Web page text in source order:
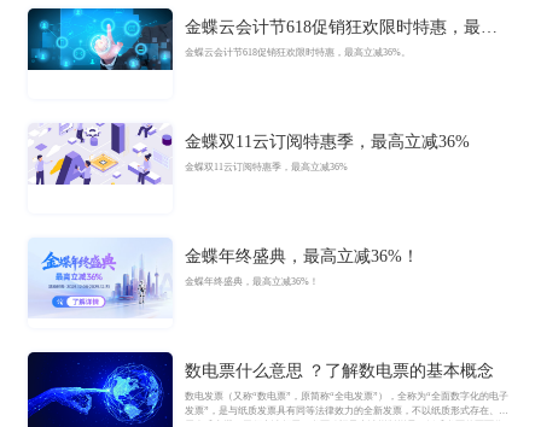
金蝶云会计节618促销狂欢限时特惠，最高
立减36%
金蝶云会计节618促销狂欢限时特惠，最高立减36%。
金蝶双11云订阅特惠季，最高立减36%
金蝶双11云订阅特惠季，最高立减36%
金蝶年终盛典，最高立减36%！
金蝶年终盛典，最高立减36%！
数电票什么意思 ？了解数电票的基本概念
数电发票（又称“数电票”，原简称“全电发票”），全称为“全面数字化的电子
发票”，是与纸质发票具有同等法律效力的全新发票，不以纸质形式存在、不